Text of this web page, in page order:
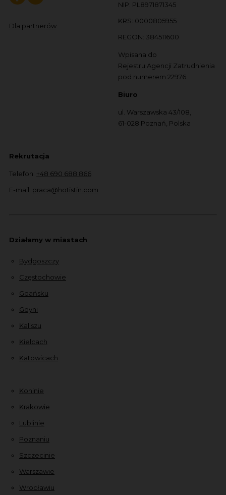
Dla partnerów
NIP: PL8971871345
KRS: 0000805955
REGON: 384511600
Wpisana do
Rejestru Agencji Zatrudnienia
pod numerem 22976
Biuro
ul. Warszawska 43/108,
61-028 Poznań, Polska
Rekrutacja
Telefon: +48 690 688 866
E-mail: praca@hotistin.com
Działamy w miastach
Bydgoszczy
Częstochowie
Gdańsku
Gdyni
Kaliszu
Kielcach
Katowicach
Koninie
Krakowie
Lublinie
Poznaniu
Szczecinie
Warszawie
Wrocławiu